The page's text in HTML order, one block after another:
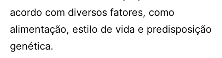
acordo com diversos fatores, como
alimentação, estilo de vida e predisposição
genética.